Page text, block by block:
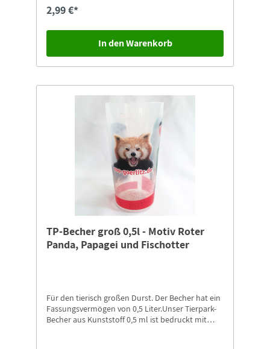
2,99 €*
In den Warenkorb
TP-Becher groß 0,5l - Motiv Roter
Panda, Papagei und Fischotter
Für den tierisch großen Durst. Der Becher hat ein
Fassungsvermögen von 0,5 Liter.Unser Tierpark-
Becher aus Kunststoff 0,5 ml ist bedruckt mit